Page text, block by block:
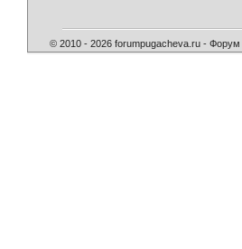
© 2010 - 2026 forumpugacheva.ru -